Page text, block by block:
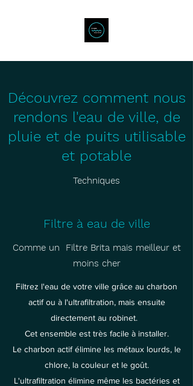
Découvrez comment nous
rendons l'eau de ville, de
pluie et de puits utilisable
et potable
Techniques
Filtre à eau de ville
Comme un Filtre Brita mais meilleur et
moins cher
Filtrez l'eau de votre ville grâce au charbon
actif ou à l'ultrafiltration, mais ensuite
directement au robinet.
Cet ensemble est très facile à installer.
Le charbon actif élimine les métaux lourds, le
chlore, la couleur et le goût.
L'ultrafiltration élimine même les bactéries et